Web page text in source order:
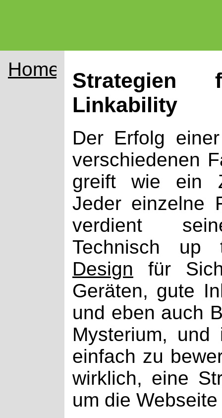
Linkability
Der Erfolg
verschiedenen
greift wie ein
Jeder einzelne
verdient
Technisch
Design für
Geräten, gute
und eben auch
Mysterium,
einfach zu
wirklich, eine
um die
Home